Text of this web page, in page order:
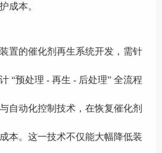
成本。
置的催化剂再生系统开发，需针
“预处理 - 再生 - 后处理” 全流程
自动化控制技术，在恢复催化剂
本。这一技术不仅能大幅降低装